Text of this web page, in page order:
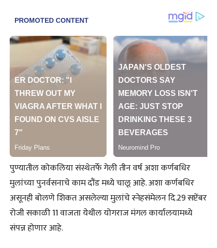
पुण्यातील कोकलिया संस्थेतर्फे गेली तीन वर्ष अशा कर्णबधिर
मुलांच्या पुनर्वसनाचे काम दौंड मध्ये चालू आहे. अशा कर्णबधिर
असूनही बोलणे शिकत असलेल्या मुलांचे स्नेहसंमेलन दि.29 सप्टेंबर
रोजी सकाळी 11 वाजता येथील योगराज मंगल कार्यालयामध्ये
संपन्न होणार आहे.